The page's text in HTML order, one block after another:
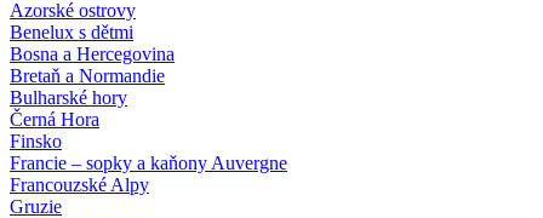
Azorské ostrovy
Benelux s dětmi
Bosna a Hercegovina
Bretaň a Normandie
Bulharské hory
Černá Hora
Finsko
Francie – sopky a kaňony Auvergne
Francouzské Alpy
Gruzie